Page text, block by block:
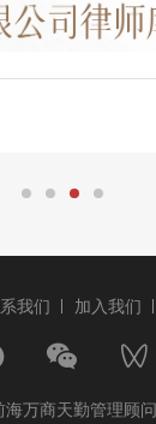
我们 加入我们
万商天勤管理顾